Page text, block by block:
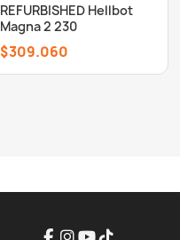
REFURBISHED Hellbot
Magna 2 230
$309.060